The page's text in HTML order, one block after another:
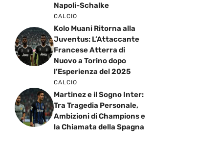
Napoli-Schalke
CALCIO
Kolo Muani Ritorna alla
Juventus: L’Attaccante
Francese Atterra di
Nuovo a Torino dopo
l’Esperienza del 2025
CALCIO
Martinez e il Sogno Inter:
Tra Tragedia Personale,
Ambizioni di Champions e
la Chiamata della Spagna